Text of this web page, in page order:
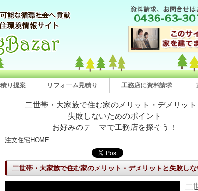
り提案 リフォーム見積り 工務店に資料請求
二世帯・大家族で住む家のメリット・デメリット
失敗しないためのポイント
お好みのテーマで工務店を探そう！
注文住宅HOME
二世帯・大家族で住む家のメリット・デメリットと失敗し
二